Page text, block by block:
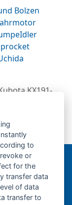
Bolzen
Idler
KX191-
Finale
to
or
for the
transfer data
of data
transfer to